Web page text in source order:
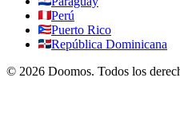
Perú
Puerto Rico
República Dominicana
© 2026 Doomos. Todos los